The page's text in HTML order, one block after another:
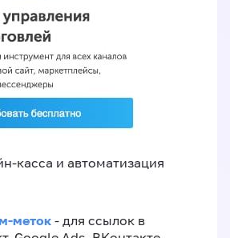
касса и автоматизация
меток - для ссылок в